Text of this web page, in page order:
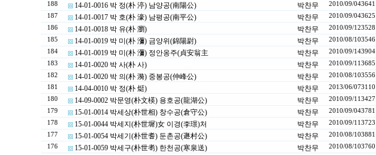
188
14-01-0016 박 정(朴 渟) 남양공(南陽公) 박찬무 2010/09/043641
187
14-01-0017 박 호(朴 濠) 남평공(南平公) 박찬무 2010/09/043625
186
14-01-0018 박 유(朴 瀏) 박찬무 2010/09/123528
185
14-01-0019 박 미(朴 瀰) 금양위(錦陽尉) 박찬무 2010/08/103546
184
14-01-0019 박 미(朴 瀰) 정안옹주(貞安翁主 박찬무 2010/09/143904
183
14-01-0020 박 사(朴 사) 박찬무 2010/09/11 3685
182
14-01-0020 박 의(朴 漪) 중봉공(仲峰公) 박찬무 2010/08/103556
181
14-04-0010 박 정(朴 烶) 박찬무 2013/06/073110
180
14-09-0002 박문영(朴文楧) 용호공(龍湖公) 박찬무 2010/09/11 3427
179
15-01-0014 박세상(朴世相) 창수공(倉守公) 박찬무 2010/09/043781
178
15-01-0044 박세지(朴世墀)女 이경(李璟)처 박찬무 2010/09/11 3723
177
15-01-0054 박세기(朴世耆) 둔촌공(遯村公) 박찬무 2010/08/103881
176
15-01-0059 박세구(朴世耉) 한천공(寒泉送) 박찬무 2010/08/103760